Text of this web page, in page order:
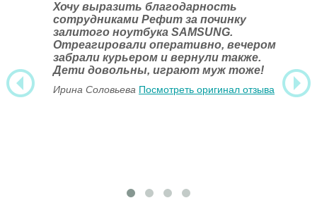
Хочу выразить благодарность
сотрудниками Рефит за починку
залитого ноутбука SAMSUNG.
Отреагировали оперативно, вечером
забрали курьером и вернули также.
Дети довольны, играют муж тоже!
Ирина Соловьева Посмотреть оригинал отзыва